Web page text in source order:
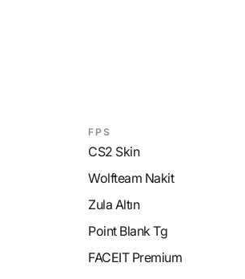
FPS
CS2 Skin
Wolfteam Nakit
Zula Altın
Point Blank Tg
FACEIT Premium